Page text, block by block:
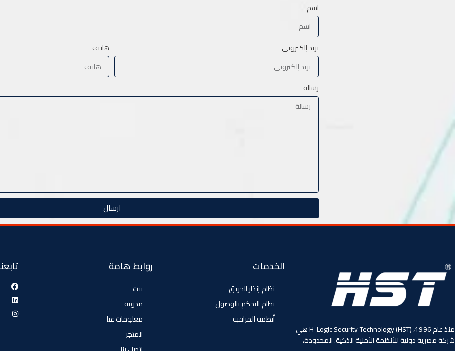
اسم
بريد إلكتروني هاتف
رسالة
ارسال
منذ عام 1996، (HST) H-Logic Security Technology هي
شركة مصرية دولية للأنظمة الأمنية الذكية. المحدودة،
الخدمات
نظام إنذار الحريق
نظام التحكم بالوصول
أنظمة المراقبة
روابط هامة
بيت
مدونة
معلومات عنا
المتجر